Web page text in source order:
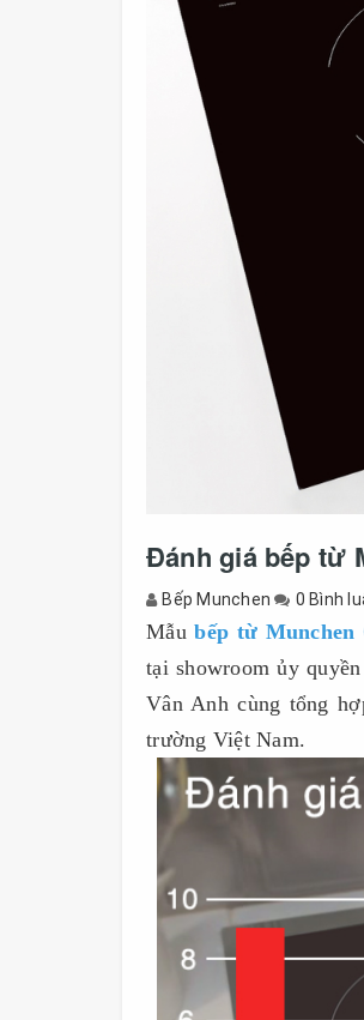
Đánh giá bếp từ
Bếp Munchen 0 Bình
Mẫubếp từ Munchen
tại showroom ủy
Vân Anh cùng tổng
trường Việt Nam.